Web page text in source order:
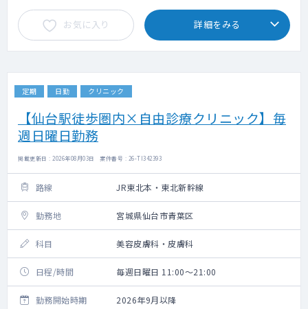
お気に入り 詳細をみる
定期 日勤 クリニック
【仙台駅徒歩圏内×自由診療クリニック】毎
週日曜日勤務
掲載更新日 : 2026年08月03日 案件番号 : 26-TI342393
路線 JR東北本・東北新幹線
勤務地 宮城県仙台市青葉区
科目 美容皮膚科・皮膚科
日程/時間 毎週日曜日 11:00～21:00
勤務開始時期 2026年9月以降